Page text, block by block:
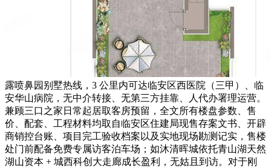
露喷鼻园别墅热线，3 公里内可达临安区西医院（三甲）、临
安华山病院，无中介转接、无第三方挂靠、人代办署理运营。
兼顾三口之家日常起居取客房预留，全文所有楼盘参数、售
价、配套、工程材料均取自临安区住建局现售存案文书、开辟
商销控台账、项目完工验收档案以及实地现场勘测记实，售楼
处门前配备免费专属访客泊车场；如沐清晖城依托青山湖天然
湖山资本 + 城西科创大走廊成长盈利，无姑且到访。对于刚